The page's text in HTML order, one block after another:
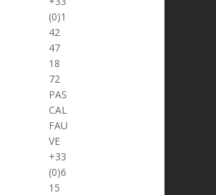
(0)1
42
47
18
72
PAS
CAL
FAU
VE
> pascal.fauve@prima-donna.fr
+33
(0)6
15